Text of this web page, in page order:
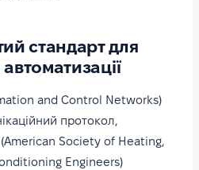
стандарт для
and Control Networks)
протокол,
Society of Heating,
Engineers)